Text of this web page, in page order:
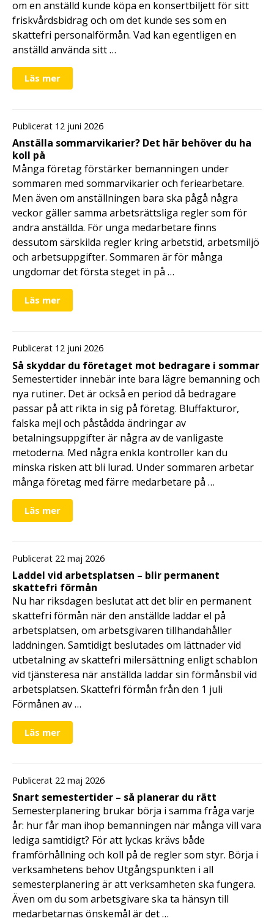
om en anställd kunde köpa en konsertbiljett för sitt
friskvårdsbidrag och om det kunde ses som en
skattefri personalförmån. Vad kan egentligen en
anställd använda sitt …
Läs mer
Publicerat 12 juni 2026
Anställa sommarvikarier? Det här behöver du ha
koll på
Många företag förstärker bemanningen under
sommaren med sommarvikarier och feriearbetare.
Men även om anställningen bara ska pågå några
veckor gäller samma arbetsrättsliga regler som för
andra anställda. För unga medarbetare finns
dessutom särskilda regler kring arbetstid, arbetsmiljö
och arbetsuppgifter. Sommaren är för många
ungdomar det första steget in på …
Läs mer
Publicerat 12 juni 2026
Så skyddar du företaget mot bedragare i sommar
Semestertider innebär inte bara lägre bemanning och
nya rutiner. Det är också en period då bedragare
passar på att rikta in sig på företag. Bluffakturor,
falska mejl och påstådda ändringar av
betalningsuppgifter är några av de vanligaste
metoderna. Med några enkla kontroller kan du
minska risken att bli lurad. Under sommaren arbetar
många företag med färre medarbetare på …
Läs mer
Publicerat 22 maj 2026
Laddel vid arbetsplatsen – blir permanent
skattefri förmån
Nu har riksdagen beslutat att det blir en permanent
skattefri förmån när den anställde laddar el på
arbetsplatsen, om arbetsgivaren tillhandahåller
laddningen. Samtidigt beslutades om lättnader vid
utbetalning av skattefri milersättning enligt schablon
vid tjänsteresa när anställda laddar sin förmånsbil vid
arbetsplatsen. Skattefri förmån från den 1 juli
Förmånen av …
Läs mer
Publicerat 22 maj 2026
Snart semestertider – så planerar du rätt
Semesterplanering brukar börja i samma fråga varje
år: hur får man ihop bemanningen när många vill vara
lediga samtidigt? För att lyckas krävs både
framförhållning och koll på de regler som styr. Börja i
verksamhetens behov Utgångspunkten i all
semesterplanering är att verksamheten ska fungera.
Även om du som arbetsgivare ska ta hänsyn till
medarbetarnas önskemål är det …